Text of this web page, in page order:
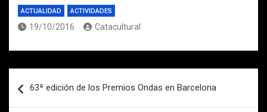
ACTUALIDAD ACTIVIDADES
19/10/2016 Catacultural
de
63ª edición de los Premios Ondas en Barcelona